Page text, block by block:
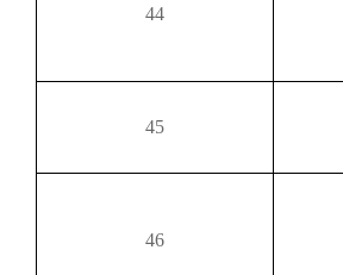
44
45
46